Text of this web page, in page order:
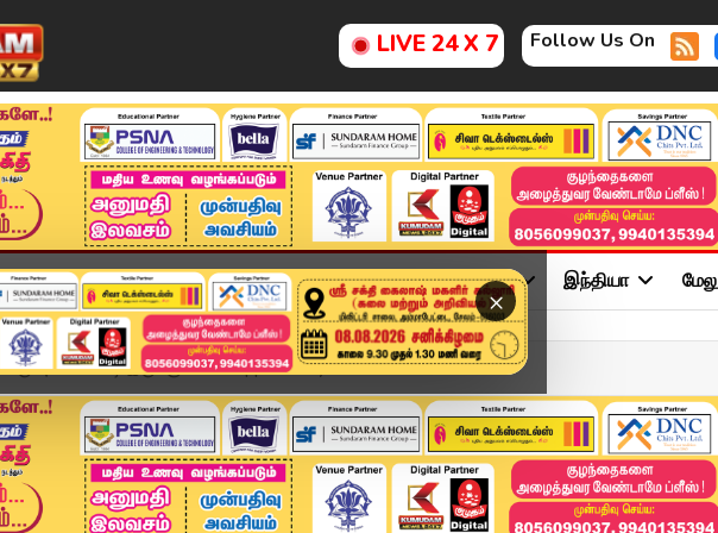
LIVE 24 X 7 Follow Us On
×
அண்மை தமிழ்நாடு சினிமா அரசியல் விளையாட்டு இந்தியா
கருப்பு படம் எப்படி இருக்கு..? #Karuppu #Suriya...